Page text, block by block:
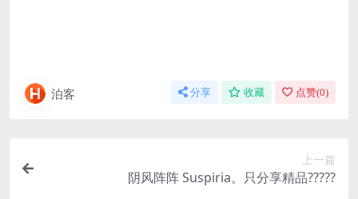
泊客 分享 收藏 点赞(0)
上一篇
阴风阵阵 Suspiria。只分享精品?????